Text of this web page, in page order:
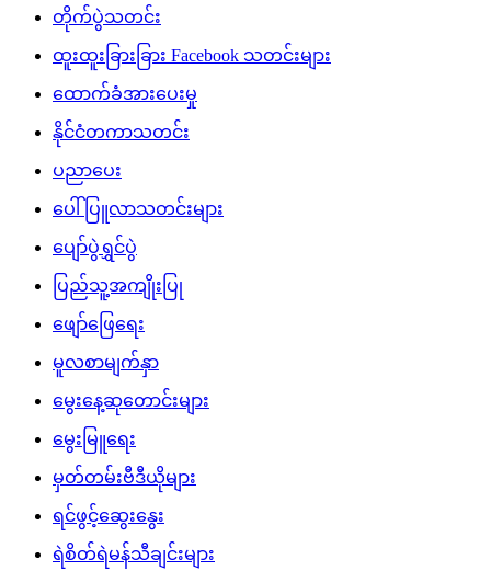
တိုက်ပွဲသတင်း
ထူးထူးခြားခြား Facebook သတင်းများ
ထောက်ခံအားပေးမှု
နိုင်ငံတကာသတင်း
ပညာပေး
ပေါ်ပြူလာသတင်းများ
ပျော်ပွဲရွှင်ပွဲ
ပြည်သူ့အကျိုးပြု
ဖျော်ဖြေရေး
မူလစာမျက်နှာ
မွေးနေ့ဆုတောင်းများ
မွေးမြူရေး
မှတ်တမ်းဗီဒီယိုများ
ရင်ဖွင့်ဆွေးနွေး
ရဲစိတ်ရဲမန်သီချင်းများ